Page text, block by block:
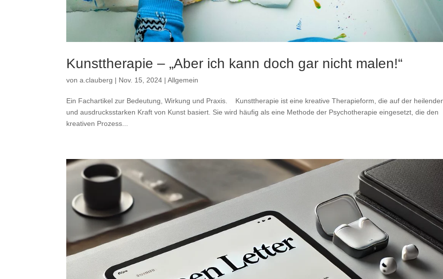
Kunsttherapie – „Aber ich kann doch gar nicht malen!“
vona.clauberg | Nov. 15, 2024 |Allgemein
Ein Fachartikel zur Bedeutung, Wirkung und Praxis. Kunsttherapie ist eine kreative Therapieform, die auf der
und ausdrucksstarken Kraft von Kunst basiert. Sie wird häufig als eine Methode der Psychotherapie eingesetzt, die den
kreativen Prozess...